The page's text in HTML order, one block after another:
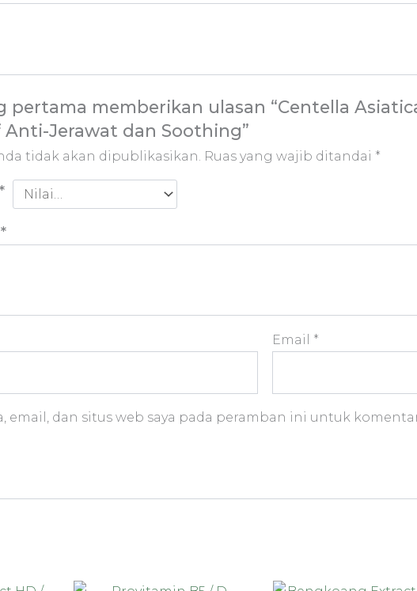
pertama memberikan ulasan “Centella
Jerawat dan Soothing”
tidak akan dipublikasikan. Ruas yang wajib ditandai *
*
*
Email *
email, dan situs web saya pada peramban ini untuk
Rentang
Rentang